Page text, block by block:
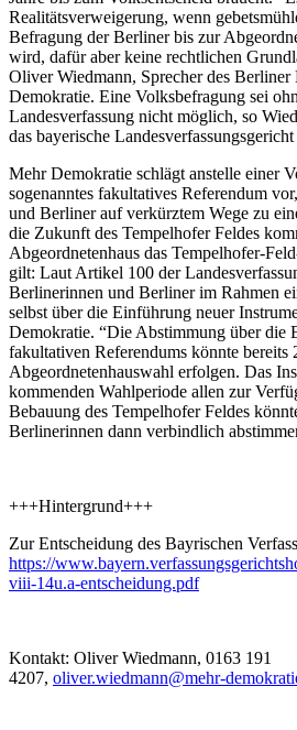
Realitätsverweigerung, wenn
Befragung der Berliner bis zur
wird, dafür aber keine rechtlichen
Oliver Wiedmann, Sprecher des
Demokratie. Eine Volksbefragung sei
Landesverfassung nicht möglich, so
das bayerische
Mehr Demokratie schlägt anstelle einer
sogenanntes fakultatives Referendum
und Berliner auf verkürztem Wege zu
die Zukunft des Tempelhofer Feldes
Abgeordnetenhaus das Tempelhofer-
gilt: Laut Artikel 100 der
Berlinerinnen und Berliner im Rahmen
selbst über die Einführung neuer
Demokratie. “Die Abstimmung über die
fakultativen Referendums könnte bereits
Abgeordnetenhauswahl erfolgen. Das
kommenden Wahlperiode allen zur
Bebauung des Tempelhofer Feldes
Berlinerinnen dann verbindlich
+++Hintergrund+++
Zur Entscheidung des Bayrischen
https://
viii-14u.a-entscheidung.pdf
Kontakt: Oliver Wiedmann, 0163 191
4207, oliver.wiedmann@mehr-